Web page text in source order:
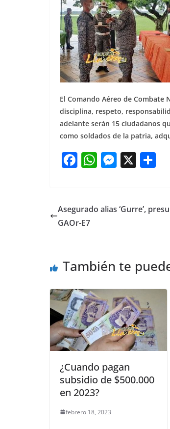
El Comando Aéreo de Combate
disciplina, respeto,
adelante serán 15 ciudadanos
como soldados de la patria,
F
e
b
k
W
s
M
e
X
e
Asegurado alias ‘Gurre’,
GAOr-E7
También te
¿Cuando pagan
subsidio de $500.000
en 2023?
febrero 18, 2023